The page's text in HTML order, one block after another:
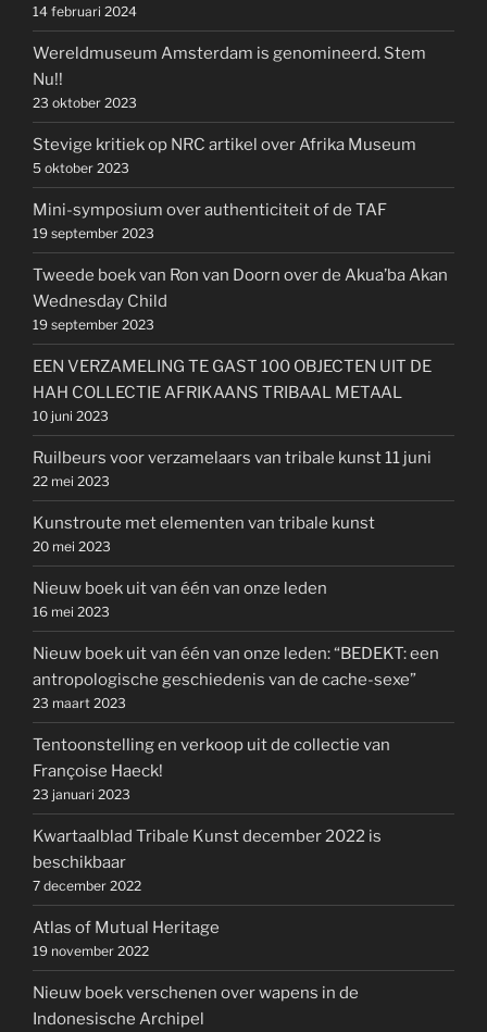
14 februari 2024
Wereldmuseum Amsterdam is genomineerd. Stem
Nu!!
23 oktober 2023
Stevige kritiek op NRC artikel over Afrika Museum
5 oktober 2023
Mini-symposium over authenticiteit of de TAF
19 september 2023
Tweede boek van Ron van Doorn over de Akua’ba Akan
Wednesday Child
19 september 2023
EEN VERZAMELING TE GAST 100 OBJECTEN UIT DE
HAH COLLECTIE AFRIKAANS TRIBAAL METAAL
10 juni 2023
Ruilbeurs voor verzamelaars van tribale kunst 11 juni
22 mei 2023
Kunstroute met elementen van tribale kunst
20 mei 2023
Nieuw boek uit van één van onze leden
16 mei 2023
Nieuw boek uit van één van onze leden: “BEDEKT: een
antropologische geschiedenis van de cache-sexe”
23 maart 2023
Tentoonstelling en verkoop uit de collectie van
Françoise Haeck!
23 januari 2023
Kwartaalblad Tribale Kunst december 2022 is
beschikbaar
7 december 2022
Atlas of Mutual Heritage
19 november 2022
Nieuw boek verschenen over wapens in de
Indonesische Archipel